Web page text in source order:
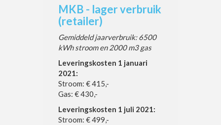
MKB - lager verbruik
(retailer)
Gemiddeld jaarverbruik: 6500
kWh stroom en 2000 m3 gas
Leveringskosten 1 januari
2021:
Stroom: € 415,-
Gas: € 430,-
Leveringskosten 1 juli 2021:
Stroom: € 499,-